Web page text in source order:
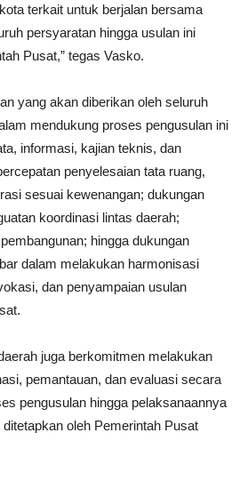
terkait untuk berjalan bersama
persyaratan hingga usulan ini
Pusat,” tegas Vasko.
yang akan diberikan oleh seluruh
mendukung proses pengusulan ini
informasi, kajian teknis, dan
penyelesaian tata ruang,
sesuai kewenangan; dukungan
koordinasi lintas daerah;
hingga dukungan
dalam melakukan harmonisasi
dan penyampaian usulan
juga berkomitmen melakukan
pemantauan, dan evaluasi secara
pengusulan hingga pelaksanaannya
oleh Pemerintah Pusat